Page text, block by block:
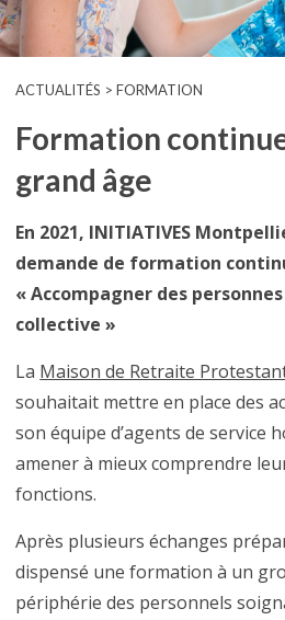
ACTUALITÉS > FORMATION
Formation
grand âge
En 2021, INITIATIVES
demande de formation
« Accompagner des
collective »
La Maison de Retraite
souhaitait mettre en place des
son équipe d’agents de service
amener à mieux comprendre
fonctions.
Après plusieurs échanges
dispensé une formation à un
périphérie des personnels